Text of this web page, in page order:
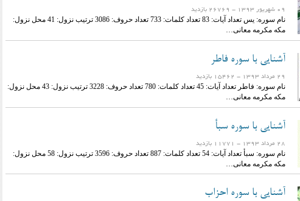
09 شهریور 1393 - 26769 بازدید
نام سوره: یس تعداد آیات: 83 تعداد کلمات: 733 تعداد حروف: 3086 ترتیب نزول: 41 محل نزول:
مکه مکرمه معانی…
آشنایی با سوره فاطر
29 مرداد 1393 - 15462 بازدید
نام سوره: فاطر تعداد آیات: 45 تعداد کلمات: 780 تعداد حروف: 3228 ترتیب نزول: 43 محل نزول:
مکه مکرمه معانی…
آشنایی با سوره سبأ
28 مرداد 1393 - 11771 بازدید
نام سوره: سبأ تعداد آیات: 54 تعداد کلمات: 887 تعداد حروف: 3596 ترتیب نزول: 58 محل نزول:
مکه مکرمه معانی…
آشنایی با سوره احزاب